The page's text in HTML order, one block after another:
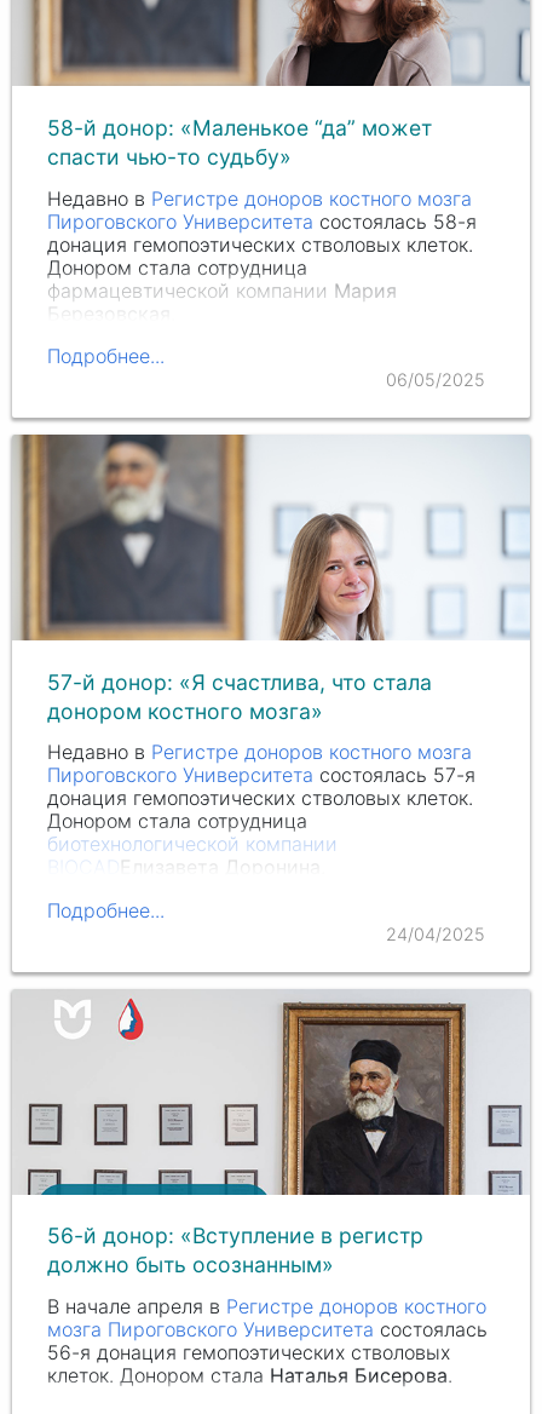
58-й донор: «Маленькое “да” может
спасти чью-то судьбу»
Недавно в Регистре доноров костного мозга
Пироговского Университета состоялась 58-я
донация гемопоэтических стволовых клеток.
Донором стала сотрудница
фармацевтической компании Мария
Березовская
Подробнее...
06/05/2025
57-й донор: «Я счастлива, что стала
донором костного мозга»
Недавно в Регистре доноров костного мозга
Пироговского Университета состоялась 57-я
донация гемопоэтических стволовых клеток.
Донором стала сотрудница
биотехнологической компании
BIOCAD Елизавета Доронина
Подробнее...
24/04/2025
56-й донор: «Вступление в регистр
должно быть осознанным»
В начале апреля в Регистре доноров костного
мозга Пироговского Университета состоялась
56-я донация гемопоэтических стволовых
клеток. Донором стала Наталья Бисерова.